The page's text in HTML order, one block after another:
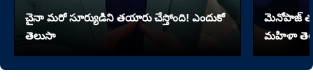
చైనా మరో సూర్యుడిని తయారు చేస్తోంది! ఎందుకో
తెలుసా
మెనోపాజ్
మహిళా